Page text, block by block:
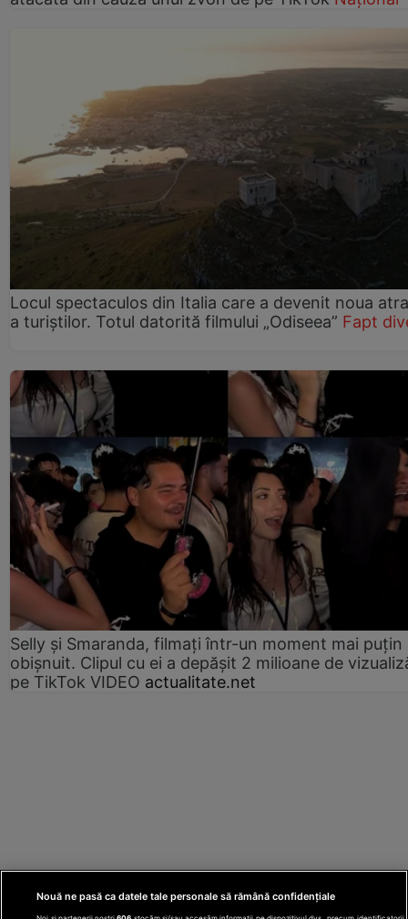
Locul spectaculos din Italia care a devenit noua
a turiștilor. Totul datorită filmului „Odiseea” Fapt
Selly și Smaranda, filmați într-un moment mai puțin
obișnuit. Clipul cu ei a depășit 2 milioane de
pe TikTok VIDEO actualitate.net
Nouă ne pasă ca datele tale personale să rămână confidențiale